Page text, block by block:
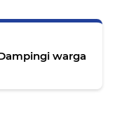
warga